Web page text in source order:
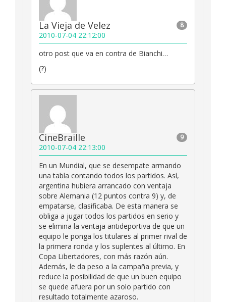
8
La Vieja de Velez
2010-07-04 22:12:00
otro post que va en contra de Bianchi…
(?)
9
CineBraille
2010-07-04 22:13:00
En un Mundial, que se desempate armando
una tabla contando todos los partidos. Así,
argentina hubiera arrancado con ventaja
sobre Alemania (12 puntos contra 9) y, de
empatarse, clasificaba. De esta manera se
obliga a jugar todos los partidos en serio y
se elimina la ventaja antideportiva de que un
equipo le ponga los titulares al primer rival de
la primera ronda y los suplentes al último. En
Copa Libertadores, con más razón aún.
Además, le da peso a la campaña previa, y
reduce la posibilidad de que un buen equipo
se quede afuera por un solo partido con
resultado totalmente azaroso.